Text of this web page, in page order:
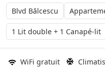
Blvd Bălcescu
1 Lit double + 1 Canapé-lit
WiFi gratuit